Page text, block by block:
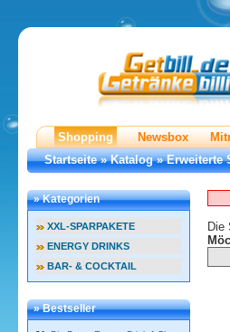
Shopping Newsbox
Startseite»Katalog»Erweiterte
» Kategorien
XXL-SPARPAKETE
ENERGY DRINKS
BAR- & COCKTAIL
» Bestseller
Die